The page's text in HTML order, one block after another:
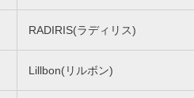
RADIRIS(ラディリス)
Lillbon(リルボン)